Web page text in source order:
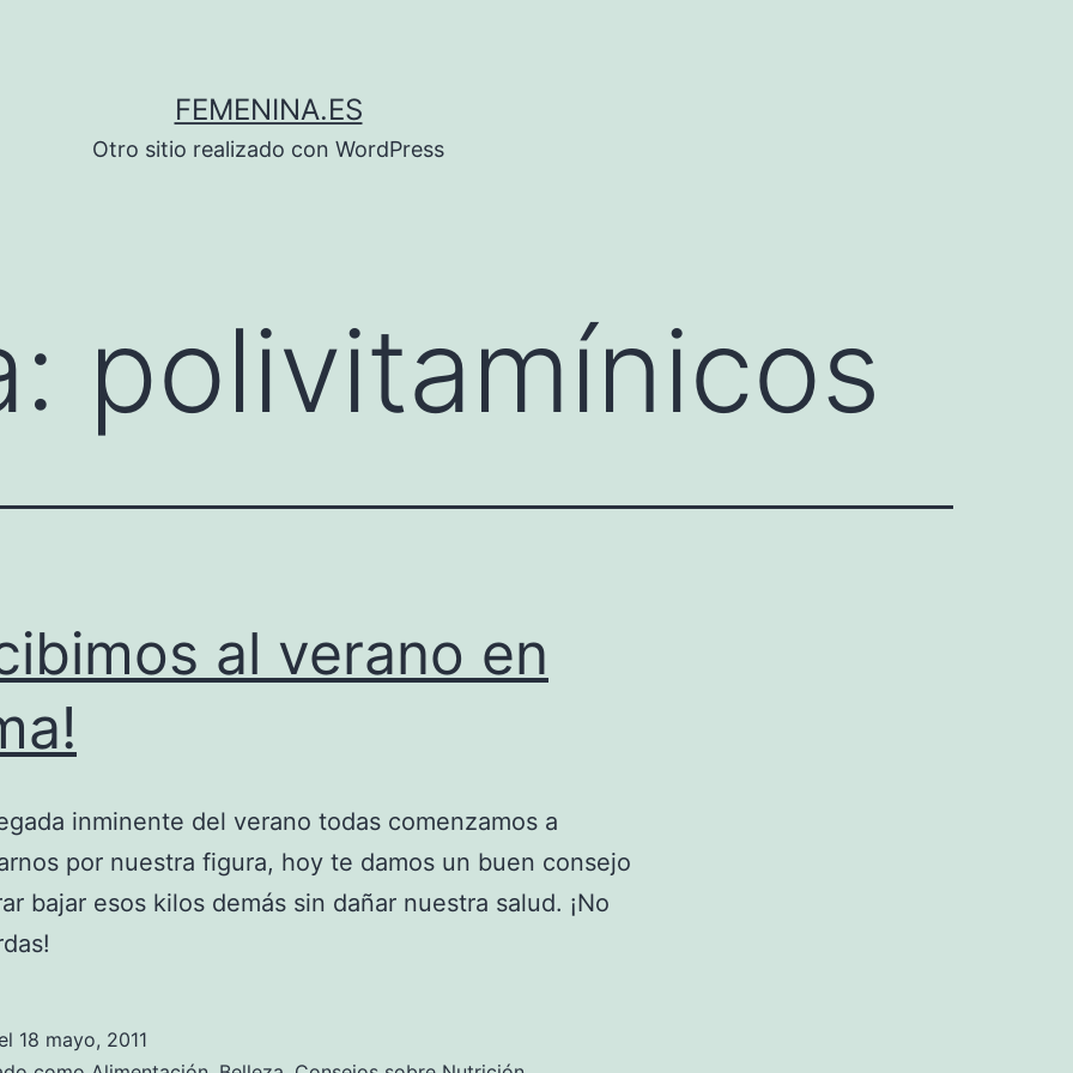
FEMENINA.ES
Otro sitio realizado con WordPress
polivitamínicos
al verano en
inminente del verano todas comenzamos a
por nuestra figura, hoy te damos un buen consejo
bajar esos kilos demás sin dañar nuestra salud. ¡No
18 mayo, 2011